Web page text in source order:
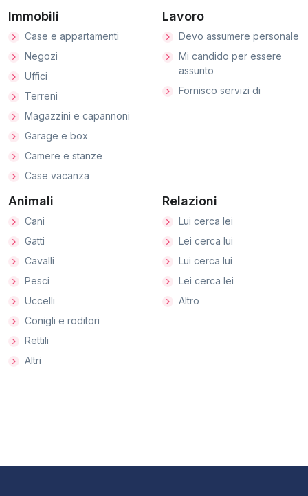
Immobili
Case e appartamenti
Negozi
Uffici
Terreni
Magazzini e capannoni
Garage e box
Camere e stanze
Case vacanza
Lavoro
Devo assumere personale
Mi candido per essere
assunto
Fornisco servizi di
Animali
Cani
Gatti
Cavalli
Pesci
Uccelli
Conigli e roditori
Rettili
Altri
Relazioni
Lui cerca lei
Lei cerca lui
Lui cerca lui
Lei cerca lei
Altro